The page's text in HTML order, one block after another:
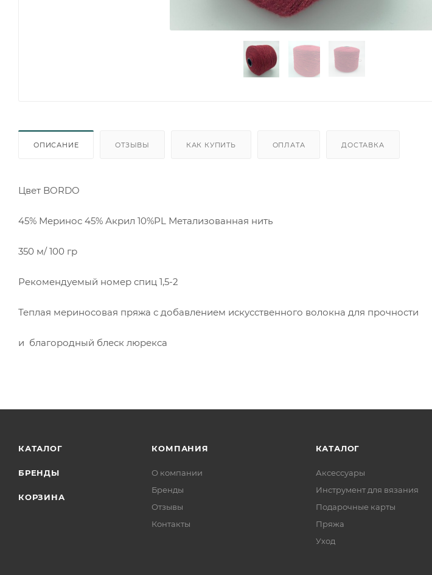
ОПИСАНИЕ ОТЗЫВЫ КАК КУПИТЬ ОПЛАТА ДОСТАВКА
Цвет BORDO
45% Меринос 45% Акрил 10%PL Метализованная нить
350 м/ 100 гр
Рекомендуемый номер спиц 1,5-2
Теплая мериносовая пряжа с добавлением искусственного волокна для прочности
и благородный блеск люрекса
КАТАЛОГ
БРЕНДЫ
КОРЗИНА
КОМПАНИЯ
О компании
Бренды
Отзывы
Контакты
КАТАЛОГ
Аксессуары
Инструмент для вязания
Подарочные карты
Пряжа
Уход